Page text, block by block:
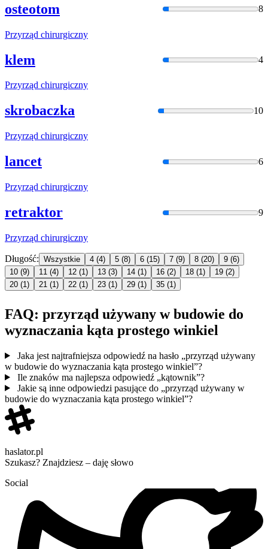
osteotom 8
Przyrząd chirurgiczny
klem 4
Przyrząd chirurgiczny
skrobaczka 10
Przyrząd chirurgiczny
lancet 6
Przyrząd chirurgiczny
retraktor 9
Przyrząd chirurgiczny
Długość: Wszystkie 4 (4) 5 (8) 6 (15) 7 (9) 8 (20) 9 (6)
10 (9) 11 (4) 12 (1) 13 (3) 14 (1) 16 (2) 18 (1) 19 (2)
20 (1) 21 (1) 22 (1) 23 (1) 29 (1) 35 (1)
FAQ: przyrząd używany w budowie do
wyznaczania kąta prostego winkiel
Jaka jest najtrafniejsza odpowiedź na hasło „przyrząd używany
w budowie do wyznaczania kąta prostego winkiel”?
Ile znaków ma najlepsza odpowiedź „kątownik”?
Jakie są inne odpowiedzi pasujące do „przyrząd używany w
budowie do wyznaczania kąta prostego winkiel”?
haslator.pl
Szukasz? Znajdziesz – daję słowo
Social